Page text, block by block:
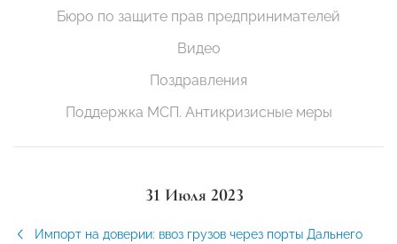
Бюро по защите прав предпринимателей
Видео
Поздравления
Поддержка МСП. Антикризисные меры
31 Июля 2023
Импорт на доверии: ввоз грузов через порты Дальнего